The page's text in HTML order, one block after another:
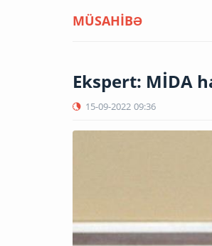
MÜSAHİBƏ
Ekspert: MİDA
15-09-2022 09:36